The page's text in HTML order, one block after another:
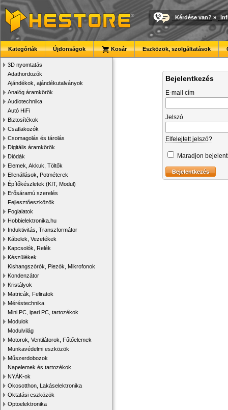
Kérdése van? »
Kategóriák Újdonságok Kosár Eszközök, szolgáltatások
3D nyomtatás
Adathordozók
Ajándékok, ajándékutalványok
Analóg áramkörök
Audiotechnika
Autó HiFi
Biztosítékok
Csatlakozók
Csomagolás és tárolás
Digitális áramkörök
Diódák
Elemek, Akkuk, Töltők
Ellenállások, Potméterek
Építőkészletek (KIT, Modul)
Erősáramú szerelés
Fejlesztőeszközök
Foglalatok
Hobbielektronika.hu
Induktivitás, Transzformátor
Kábelek, Vezetékek
Kapcsolók, Relék
Készülékek
Kishangszórók, Piezók, Mikrofonok
Kondenzátor
Kristályok
Matricák, Feliratok
Méréstechnika
Mini PC, ipari PC, tartozékok
Modulok
Modulvilág
Motorok, Ventilátorok, Fűtőelemek
Munkavédelmi eszközök
Műszerdobozok
Napelemek és tartozékok
NYÁK-ok
Okosotthon, Lakáselektronika
Oktatási eszközök
Optoelektronika
Bejelentkezés
E-mail cím
Jelszó
Elfelejtett jelszó?
Maradjon